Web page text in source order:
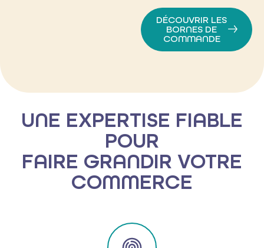
DÉCOUVRIR LES
BORNES DE
COMMANDE
UNE EXPERTISE FIABLE
POUR
FAIRE GRANDIR VOTRE
COMMERCE